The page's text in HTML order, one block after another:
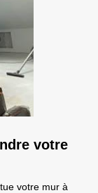
votre
votre mur à